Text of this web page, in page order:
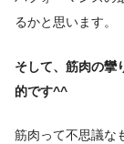
るかと思います。
そして、筋肉の攣
的です^^
筋肉って不思議な